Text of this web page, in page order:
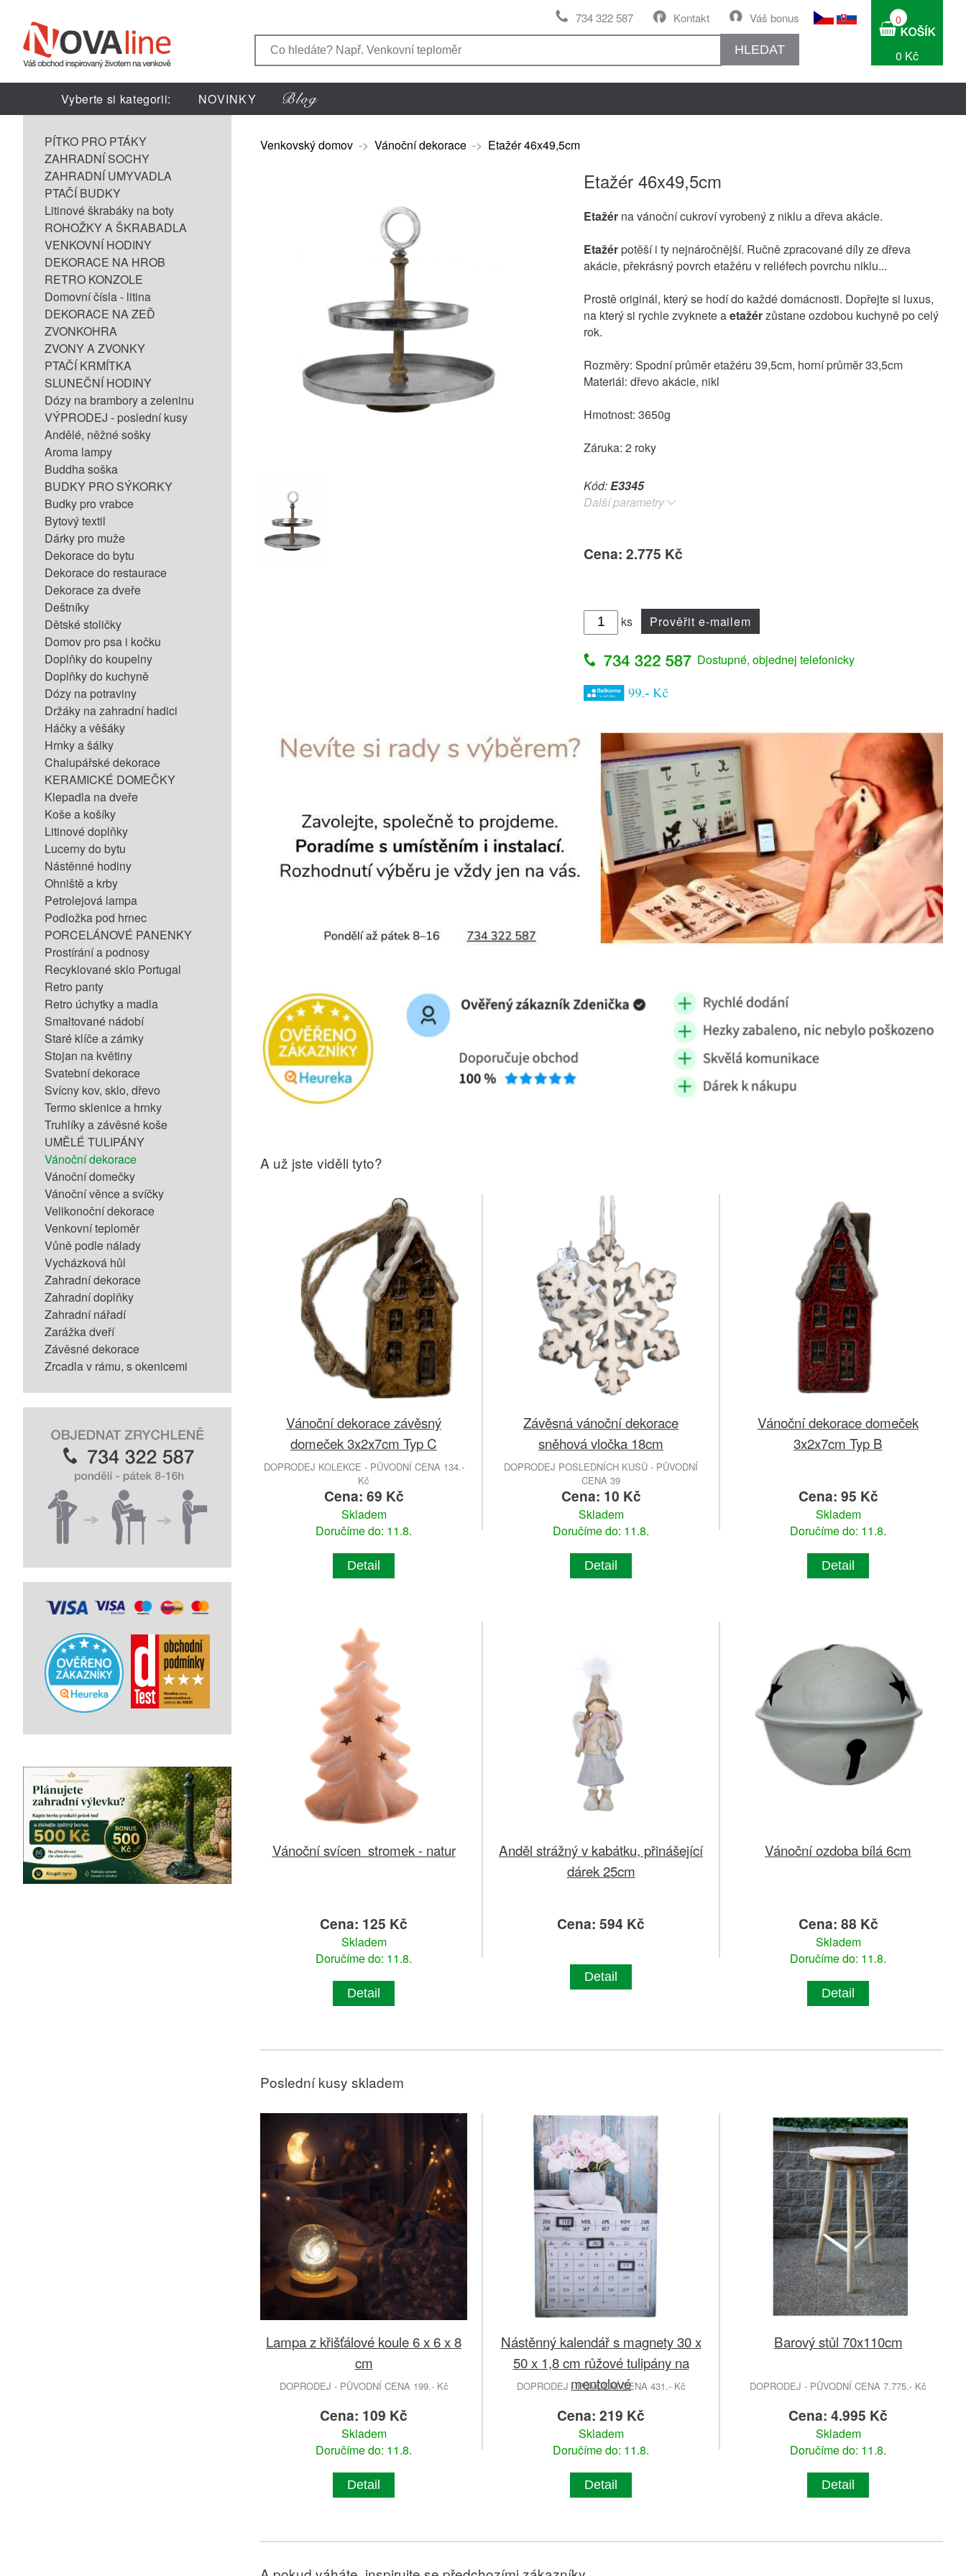
Váš bonus
Kontakt
734 322 587
HLEDAT
0
0 Kč
Vyberte si kategorii: NOVINKY
PÍTKO PRO PTÁKY
ZAHRADNÍ SOCHY
ZAHRADNÍ UMYVADLA
PTAČÍ BUDKY
Litinové škrabáky na boty
ROHOŽKY A ŠKRABADLA
VENKOVNÍ HODINY
DEKORACE NA HROB
RETRO KONZOLE
Domovní čísla - litina
DEKORACE NA ZEĎ
ZVONKOHRA
ZVONY A ZVONKY
PTAČÍ KRMÍTKA
SLUNEČNÍ HODINY
Dózy na brambory a zeleninu
VÝPRODEJ - poslední kusy
Andělé, něžné sošky
Aroma lampy
Buddha soška
BUDKY PRO SÝKORKY
Budky pro vrabce
Bytový textil
Dárky pro muže
Dekorace do bytu
Dekorace do restaurace
Dekorace za dveře
Deštníky
Dětské stoličky
Domov pro psa i kočku
Doplňky do koupelny
Doplňky do kuchyně
Dózy na potraviny
Držáky na zahradní hadici
Háčky a věšáky
Hrnky a šálky
Chalupářské dekorace
KERAMICKÉ DOMEČKY
Klepadla na dveře
Koše a košíky
Litinové doplňky
Lucerny do bytu
Nástěnné hodiny
Ohniště a krby
Petrolejová lampa
Podložka pod hrnec
PORCELÁNOVÉ PANENKY
Prostírání a podnosy
Recyklované sklo Portugal
Retro panty
Retro úchytky a madla
Smaltované nádobí
Staré klíče a zámky
Stojan na květiny
Svatební dekorace
Svícny kov, sklo, dřevo
Termo sklenice a hrnky
Truhlíky a závěsné koše
UMĚLÉ TULIPÁNY
Vánoční dekorace
Vánoční domečky
Vánoční věnce a svíčky
Velikonoční dekorace
Venkovní teploměr
Vůně podle nálady
Vycházková hůl
Zahradní dekorace
Zahradní doplňky
Zahradní nářadí
Zarážka dveří
Závěsné dekorace
Zrcadla v rámu, s okenicemi
Venkovský domov -> Vánoční dekorace -> Etažér 46x49,5cm
Etažér 46x49,5cm
Etažér na vánoční cukroví vyrobený z niklu a dřeva akácie.
Etažérpotěší i ty nejnáročnější. Ručně zpracované díly ze dřeva
akácie, překrásný povrch etažéru v reliéfech povrchu niklu...
Prostě originál, který se hodí do každé domácnosti. Dopřejte si luxus,
na který si rychle zvyknete aetažérzůstane ozdobou kuchyně po celý
rok.
Rozměry: Spodní průměr etažéru 39,5cm, horní průměr 33,5cm
Materiál: dřevo akácie, nikl
Hmotnost: 3650g
Záruka: 2 roky
Kód:E3345
Další parametry
Cena: 2.775 Kč
ks Prověřit e-mailem
Dostupné, objednej telefonicky
A už jste viděli tyto?
Vánoční dekorace závěsný
domeček 3x2x7cm Typ C
DOPRODEJ KOLEKCE - PŮVODNÍ CENA 134.-
Kč
Cena: 69 Kč
Skladem
Doručíme do: 11.8.
Detail
Závěsná vánoční dekorace
sněhová vločka 18cm
DOPRODEJ POSLEDNÍCH KUSŮ - PŮVODNÍ
CENA 39
Cena: 10 Kč
Skladem
Doručíme do: 11.8.
Detail
Vánoční dekorace domeček
3x2x7cm Typ B
Cena: 95 Kč
Skladem
Doručíme do: 11.8.
Detail
Vánoční svícen stromek - natur
Cena: 125 Kč
Skladem
Doručíme do: 11.8.
Detail
Anděl strážný v kabátku, přinášející
dárek 25cm
Cena: 594 Kč
Detail
Vánoční ozdoba bílá 6cm
Cena: 88 Kč
Skladem
Doručíme do: 11.8.
Detail
Poslední kusy skladem
Lampa z křišťálové koule 6 x 6 x 8
cm
DOPRODEJ - PŮVODNÍ CENA 199.- Kč
Cena: 109 Kč
Skladem
Doručíme do: 11.8.
Detail
Nástěnný kalendář s magnety 30 x
50 x 1,8 cm růžové tulipány na
mentolové
DOPRODEJ - PŮVODNÍ CENA 431.- Kč
Cena: 219 Kč
Skladem
Doručíme do: 11.8.
Detail
Barový stůl 70x110cm
DOPRODEJ - PŮVODNÍ CENA 7.775.- Kč
Cena: 4.995 Kč
Skladem
Doručíme do: 11.8.
Detail